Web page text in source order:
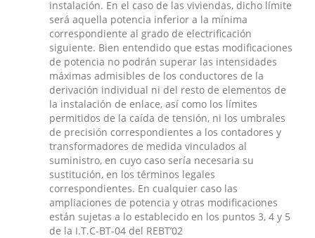
instalación. En el caso de las viviendas, dicho límite
será aquella potencia inferior a la mínima
correspondiente al grado de electrificación
siguiente. Bien entendido que estas modificaciones
de potencia no podrán superar las intensidades
máximas admisibles de los conductores de la
derivación individual ni del resto de elementos de
la instalación de enlace, así como los límites
permitidos de la caída de tensión, ni los umbrales
de precisión correspondientes a los contadores y
transformadores de medida vinculados al
suministro, en cuyo caso sería necesaria su
sustitución, en los términos legales
correspondientes. En cualquier caso las
ampliaciones de potencia y otras modificaciones
están sujetas a lo establecido en los puntos 3, 4 y 5
de la I.T.C-BT-04 del REBT’02